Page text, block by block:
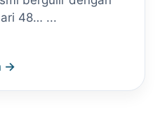
48… ...
→